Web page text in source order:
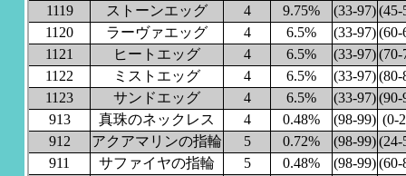
1119
ストーンエッグ 4 9.75% (33-97)(45-
1120
ラーヴァエッグ 4 6.5% (33-97)(60-
1121
ヒートエッグ 4 6.5% (33-97)(70-
1122
ミストエッグ 4 6.5% (33-97)(80-
1123
サンドエッグ 4 6.5% (33-97)(90-
913
真珠のネックレス 4 0.48% (98-99) (0-
912
アクアマリンの指輪 5 0.72% (98-99)(24-
911
サファイヤの指輪 5 0.48% (98-99)(60-